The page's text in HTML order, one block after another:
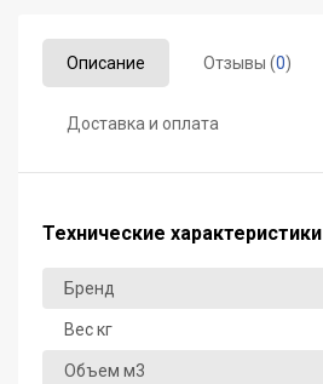
Описание Отзывы (0)
Доставка и оплата
Технические характеристики
Бренд
Вес кг
Объем м3